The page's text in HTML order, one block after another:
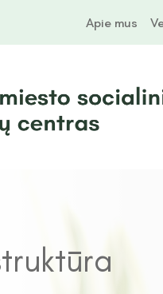
Apie mus